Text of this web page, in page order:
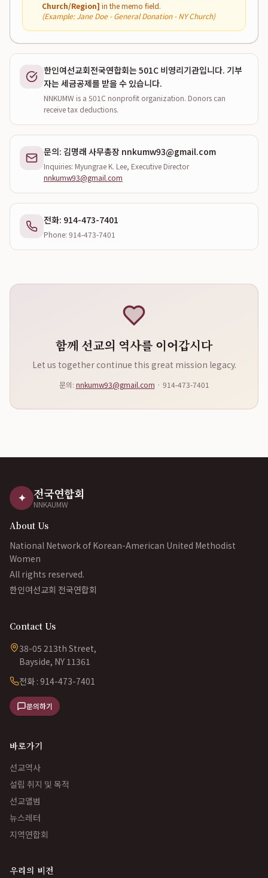
Church/Region] in the memo field.
(Example: Jane Doe - General Donation - NY Church)
한인여선교회전국연합회는 501C 비영리기관입니다. 기부
자는 세금공제를 받을 수 있습니다.
NNKUMW is a 501C nonprofit organization. Donors can
receive tax deductions.
문의: 김명래 사무총장 nnkumw93@gmail.com
Inquiries: Myungrae K. Lee, Executive Director
nnkumw93@gmail.com
전화: 914-473-7401
Phone: 914-473-7401
함께 선교의 역사를 이어갑시다
Let us together continue this great mission legacy.
문의: nnkumw93@gmail.com · 914-473-7401
✦ 전국연합회
NNKAUMW
About Us
National Network of Korean-American United Methodist
Women
All rights reserved.
한인여선교회 전국연합회
Contact Us
38-05 213th Street,
Bayside, NY 11361
전화 : 914-473-7401
문의하기
바로가기
선교역사
설립 취지 및 목적
선교앨범
뉴스레터
지역연합회
우리의 비전